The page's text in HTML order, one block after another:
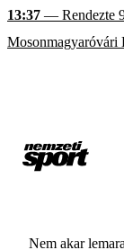
13:37 — Rendezte
Mosonmagyaróvári
Nem akar